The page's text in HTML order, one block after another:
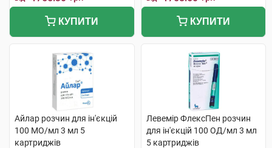
КУПИТИ КУПИТИ
Айлар розчин для ін'єкцій
100 МО/мл 3 мл 5
картриджів
Левемір ФлексПен розчин
для ін'єкцій 100 ОД/мл 3 мл
5 картриджів